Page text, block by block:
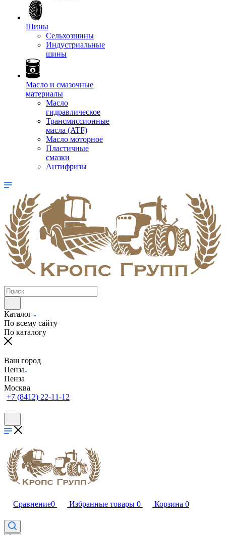
Шины
Сельхозшины
Индустриальные
шины
Масло и смазочные
материалы
Масло
гидравлическое
Трансмиссионные
масла (ATF)
Масло моторное
Пластичные
смазки
Антифризы
Каталог
По всему сайту
По каталогу
Ваш город
Пенза
Пенза
Москва
+7 (8412) 22-11-12
Сравнение0 Избранные товары 0 Корзина 0